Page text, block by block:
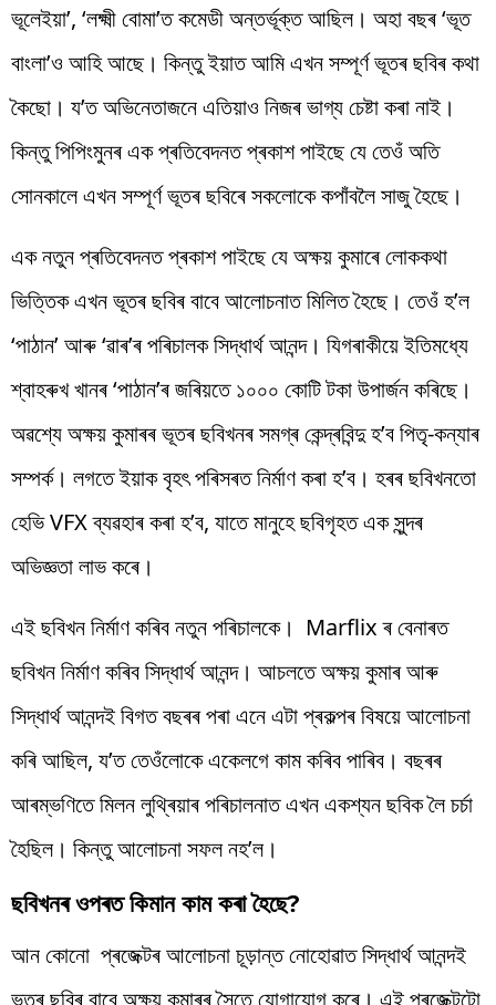
ভূলেইয়া’, ‘লক্ষ্মী বোমা’ত কমেডী অন্তৰ্ভূক্ত আছিল। অহা বছৰ ‘ভূত
বাংলা’ও আহি আছে। কিন্তু ইয়াত আমি এখন সম্পূৰ্ণ ভূতৰ ছবিৰ কথা
কৈছো। য’ত অভিনেতাজনে এতিয়াও নিজৰ ভাগ্য চেষ্টা কৰা নাই।
কিন্তু পিপিংমুনৰ এক প্ৰতিবেদনত প্ৰকাশ পাইছে যে তেওঁ অতি
সোনকালে এখন সম্পূৰ্ণ ভূতৰ ছবিৰে সকলোকে কপাঁবলৈ সাজু হৈছে।
এক নতুন প্ৰতিবেদনত প্ৰকাশ পাইছে যে অক্ষয় কুমাৰে লোককথা
ভিত্তিক এখন ভূতৰ ছবিৰ বাবে আলোচনাত মিলিত হৈছে। তেওঁ হ’ল
‘পাঠান’ আৰু ‘ৱাৰ’ৰ পৰিচালক সিদ্ধাৰ্থ আনন্দ। যিগৰাকীয়ে ইতিমধ্যে
শ্বাহৰুখ খানৰ ‘পাঠান’ৰ জৰিয়তে ১০০০ কোটি টকা উপাৰ্জন কৰিছে।
অৱশ্যে অক্ষয় কুমাৰৰ ভূতৰ ছবিখনৰ সমগ্ৰ কেন্দ্ৰবিন্দু হ’ব পিতৃ-কন্যাৰ
সম্পৰ্ক। লগতে ইয়াক বৃহৎ পৰিসৰত নিৰ্মাণ কৰা হ’ব। হৰৰ ছবিখনতো
হেভি VFX ব্যৱহাৰ কৰা হ’ব, যাতে মানুহে ছবিগৃহত এক সুন্দৰ
অভিজ্ঞতা লাভ কৰে।
এই ছবিখন নিৰ্মাণ কৰিব নতুন পৰিচালকে। Marflix ৰ বেনাৰত
ছবিখন নিৰ্মাণ কৰিব সিদ্ধাৰ্থ আনন্দ। আচলতে অক্ষয় কুমাৰ আৰু
সিদ্ধাৰ্থ আনন্দই বিগত বছৰৰ পৰা এনে এটা প্ৰকল্পৰ বিষয়ে আলোচনা
কৰি আছিল, য’ত তেওঁলোকে একেলগে কাম কৰিব পাৰিব। বছৰৰ
আৰম্ভণিতে মিলন লুথ্ৰিয়াৰ পৰিচালনাত এখন একশ্যন ছবিক লৈ চৰ্চা
হৈছিল। কিন্তু আলোচনা সফল নহ’ল।
ছবিখনৰ ওপৰত কিমান কাম কৰা হৈছে?
আন কোনো প্ৰজেক্টৰ আলোচনা চূড়ান্ত নোহোৱাত সিদ্ধাৰ্থ আনন্দই
ভূতৰ ছবিৰ বাবে অক্ষয় কুমাৰৰ সৈতে যোগাযোগ কৰে। এই প্ৰজেক্টটো